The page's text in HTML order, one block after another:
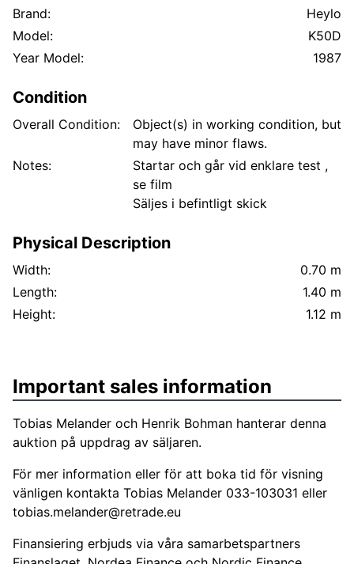
Brand:
Heylo
Model:
K50D
Year Model:
1987
Condition
Overall Condition:
Object(s) in working condition, but
may have minor flaws.
Notes:
Startar och går vid enklare test ,
se film
Säljes i befintligt skick
Physical Description
Width:
0.70 m
Length:
1.40 m
Height:
1.12 m
Important sales information
Tobias Melander och Henrik Bohman hanterar denna
auktion på uppdrag av säljaren.
För mer information eller för att boka tid för visning
vänligen kontakta Tobias Melander 033-103031 eller
tobias.melander@retrade.eu
Finansiering erbjuds via våra samarbetspartners